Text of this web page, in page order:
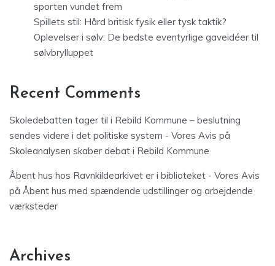
sporten vundet frem
Spillets stil: Hård britisk fysik eller tysk taktik?
Oplevelser i sølv: De bedste eventyrlige gaveidéer til
sølvbrylluppet
Recent Comments
Skoledebatten tager til i Rebild Kommune – beslutning
sendes videre i det politiske system - Vores Avis på
Skoleanalysen skaber debat i Rebild Kommune
Åbent hus hos Ravnkildearkivet er i biblioteket - Vores Avis
på Åbent hus med spændende udstillinger og arbejdende
værksteder
Archives